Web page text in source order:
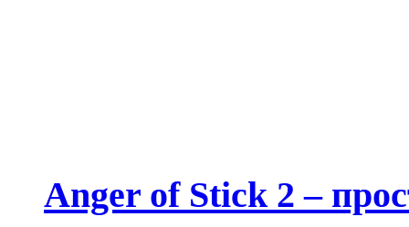
Anger of Stick 2 –